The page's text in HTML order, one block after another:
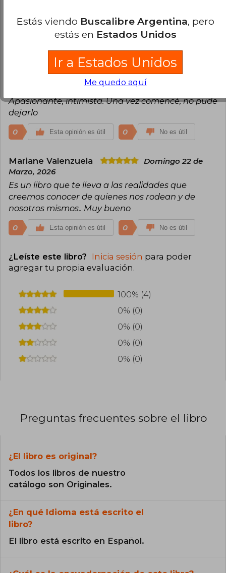
Impecable presentación, rápida entrega
Esta opinión es útil 0 No es útil
Usuario Anónimo
Domingo 01 de
Compra Verificada
Apasionante, intimista. Una vez comencé, no pude
dejarlo
0 Esta opinión es útil 0 No es útil
Mariane Valenzuela
Domingo 22 de
Marzo, 2026
Es un libro que te lleva a las realidades que
creemos conocer de quienes nos rodean y de
nosotros mismos.. Muy bueno
0 Esta opinión es útil 0 No es útil
¿Leíste este libro? Inicia sesión para poder
agregar tu propia evaluación.
100% (4)
0% (0)
0% (0)
0% (0)
0% (0)
Preguntas frecuentes sobre el libro
¿El libro es original?
Todos los libros de nuestro
catálogo son Originales.
¿En qué Idioma está escrito el
libro?
El libro está escrito en Español.
Estás viendo Buscalibre Argentina, pero
estás en Estados Unidos
Ir a Estados Unidos
Me quedo aquí